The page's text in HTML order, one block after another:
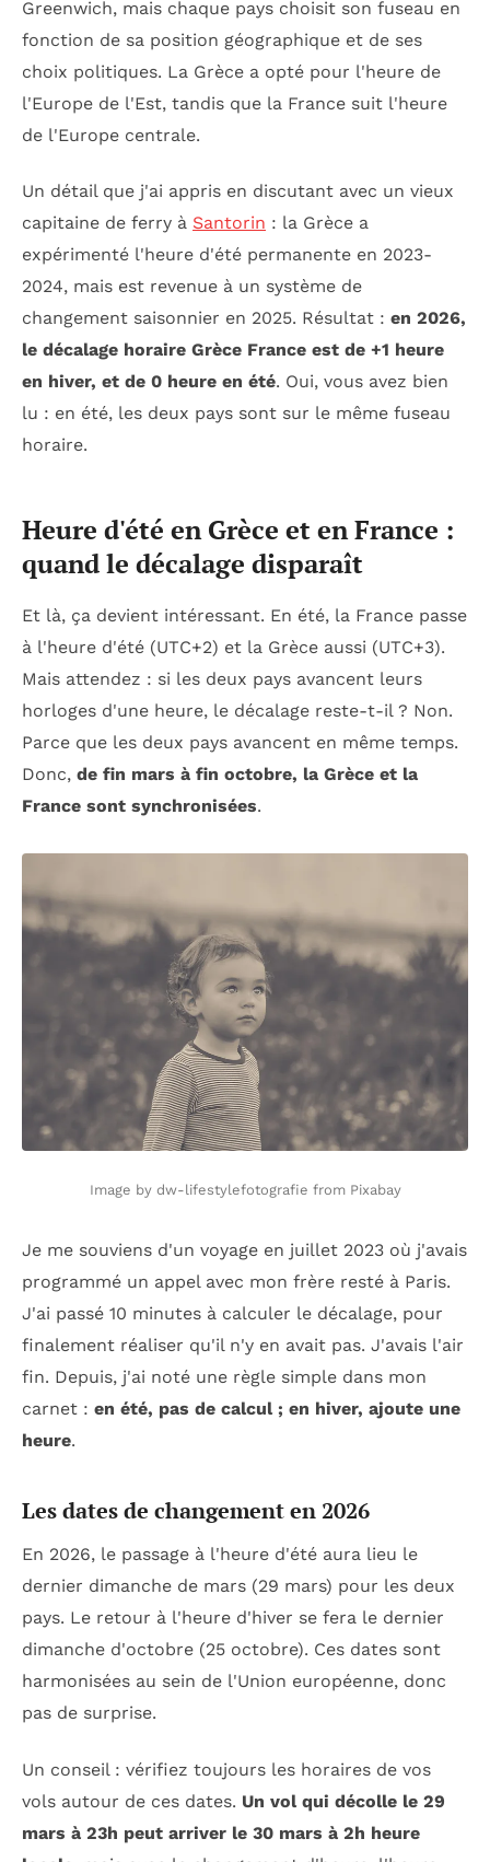
Greenwich, mais chaque pays choisit son fuseau en
fonction de sa position géographique et de ses
choix politiques. La Grèce a opté pour l'heure de
l'Europe de l'Est, tandis que la France suit l'heure
de l'Europe centrale.
Un détail que j'ai appris en discutant avec un vieux
capitaine de ferry à Santorin : la Grèce a
expérimenté l'heure d'été permanente en 2023-
2024, mais est revenue à un système de
changement saisonnier en 2025. Résultat : en 2026,
le décalage horaire Grèce France est de +1 heure
en hiver, et de 0 heure en été. Oui, vous avez bien
lu : en été, les deux pays sont sur le même fuseau
horaire.
Heure d'été en Grèce et en France :
quand le décalage disparaît
Et là, ça devient intéressant. En été, la France passe
à l'heure d'été (UTC+2) et la Grèce aussi (UTC+3).
Mais attendez : si les deux pays avancent leurs
horloges d'une heure, le décalage reste-t-il ? Non.
Parce que les deux pays avancent en même temps.
Donc, de fin mars à fin octobre, la Grèce et la
France sont synchronisées.
Image by dw-lifestylefotografie from Pixabay
Je me souviens d'un voyage en juillet 2023 où j'avais
programmé un appel avec mon frère resté à Paris.
J'ai passé 10 minutes à calculer le décalage, pour
finalement réaliser qu'il n'y en avait pas. J'avais l'air
fin. Depuis, j'ai noté une règle simple dans mon
carnet : en été, pas de calcul ; en hiver, ajoute une
heure.
Les dates de changement en 2026
En 2026, le passage à l'heure d'été aura lieu le
dernier dimanche de mars (29 mars) pour les deux
pays. Le retour à l'heure d'hiver se fera le dernier
dimanche d'octobre (25 octobre). Ces dates sont
harmonisées au sein de l'Union européenne, donc
pas de surprise.
Un conseil : vérifiez toujours les horaires de vos
vols autour de ces dates. Un vol qui décolle le 29
mars à 23h peut arriver le 30 mars à 2h heure